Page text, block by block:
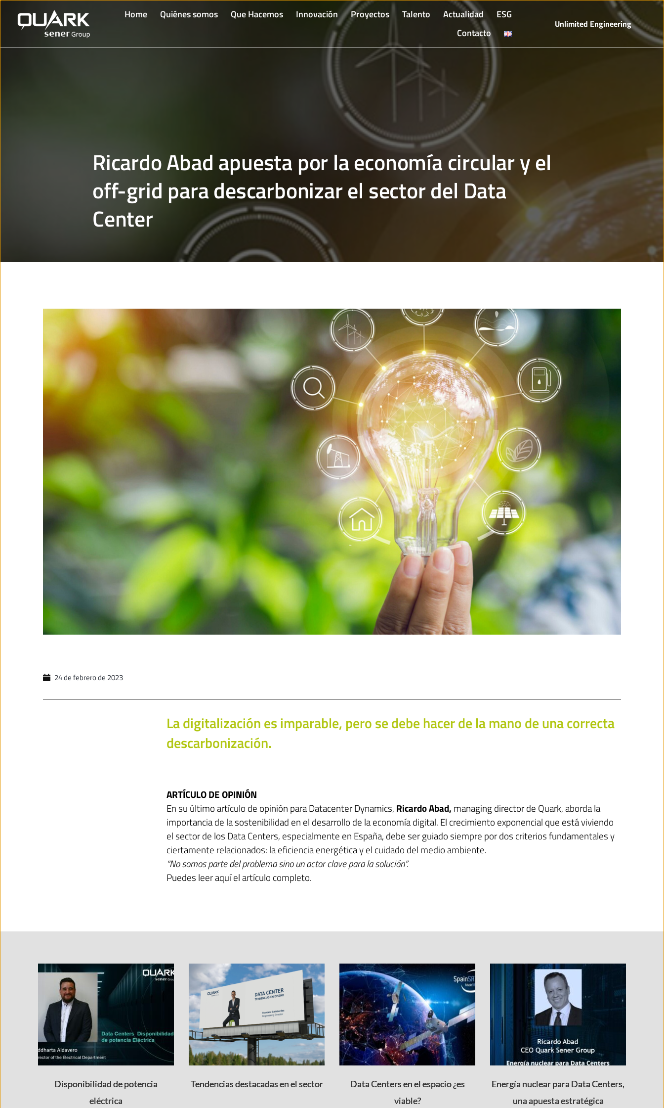
Home Quiénes somos Que Hacemos Innovación Proyectos Talento Actualidad
ESG
Contacto
Unlimited Engineering
Ricardo Abad apuesta por la economía circular y el
off-grid para descarbonizar el sector del Data
Center
24 de febrero de 2023
La digitalización es imparable, pero se debe hacer de la mano de una correcta
descarbonización.
ARTÍCULO DE OPINIÓN
En su último artículo de opinión para Datacenter Dynamics, Ricardo Abad, managing director de Quark, aborda la
importancia de la sostenibilidad en el desarrollo de la economía digital. El crecimiento exponencial que está viviendo
el sector de los Data Centers, especialmente en España, debe ser guiado siempre por dos criterios fundamentales y
ciertamente relacionados: la eficiencia energética y el cuidado del medio ambiente.
“No somos parte del problema sino un actor clave para la solución”.
Puedes leeraquíel artículo completo.
Disponibilidad de potencia
eléctrica
Tendencias destacadas en el sector
Data Centers en el espacio ¿es
viable?
Energía nuclear para Data Centers,
una apuesta estratégica